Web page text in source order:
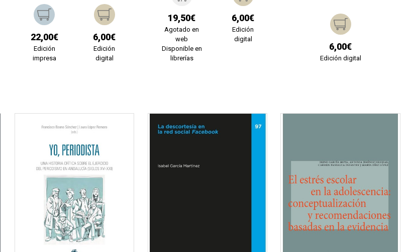
22,00€
Edición
impresa
6,00€
Edición
digital
19,50€
Agotado en
web
Disponible en
librerías
6,00€
Edición
digital
6,00€
Edición digital